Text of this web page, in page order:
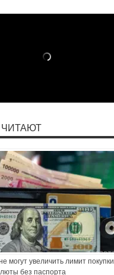
могут увеличить лимит покупки
без паспорта